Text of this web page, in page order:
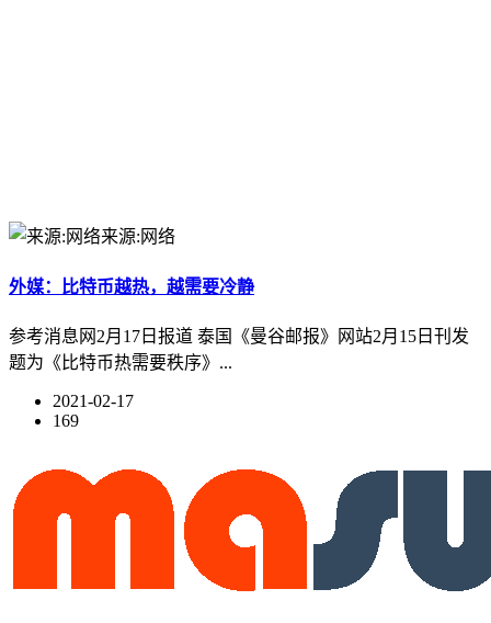
来源:网络
外媒：比特币越热，越需要冷静
参考消息网2月17日报道 泰国《曼谷邮报》网站2月15日刊发
题为《比特币热需要秩序》...
2021-02-17
169